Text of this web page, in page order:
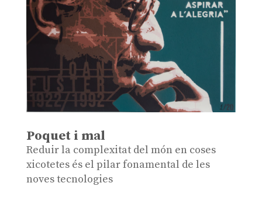
Poquet i mal
Reduir la complexitat del món en coses
xicotetes és el pilar fonamental de les
noves tecnologies